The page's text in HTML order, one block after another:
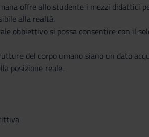
offre allo studente i mezzi didattici
alla realtà.
obbiettivo si possa consentire con il
del corpo umano siano un dato
posizione reale.